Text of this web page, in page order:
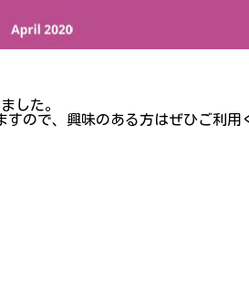
した。
ので、興味のある方はぜひご利用